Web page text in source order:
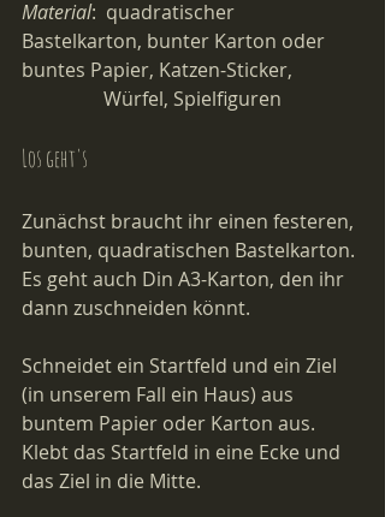
Material: quadratischer
Bastelkarton, bunter Karton oder
buntes Papier, Katzen-Sticker,
                 Würfel, Spielfiguren
Los geht's
Zunächst braucht ihr einen festeren,
bunten, quadratischen Bastelkarton.
Es geht auch Din A3-Karton, den ihr
dann zuschneiden könnt.
Schneidet ein Startfeld und ein Ziel
(in unserem Fall ein Haus) aus
buntem Papier oder Karton aus.
Klebt das Startfeld in eine Ecke und
das Ziel in die Mitte.